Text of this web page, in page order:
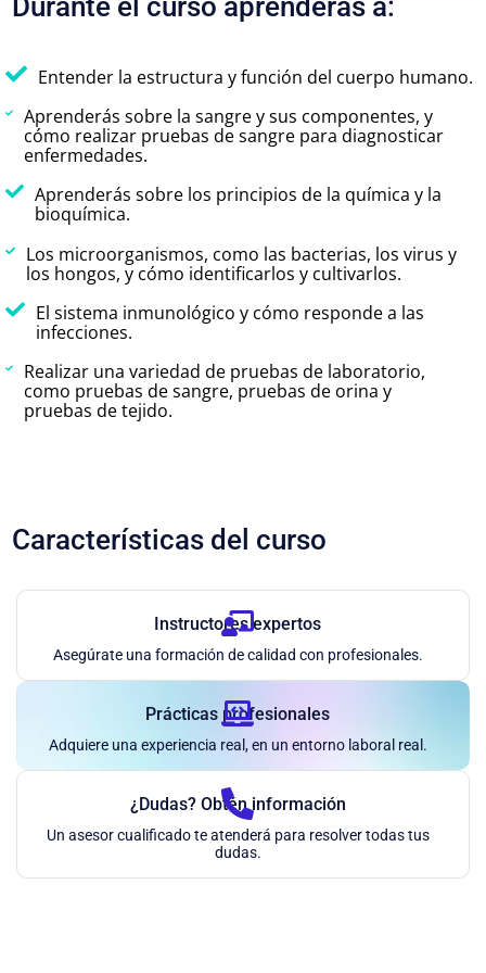
Entender la estructura y función del cuerpo humano.
Aprenderás sobre la sangre y sus componentes, y
cómo realizar pruebas de sangre para diagnosticar
enfermedades.
Aprenderás sobre los principios de la química y la
bioquímica.
Los microorganismos, como las bacterias, los virus y
los hongos, y cómo identificarlos y cultivarlos.
El sistema inmunológico y cómo responde a las
infecciones.
Realizar una variedad de pruebas de laboratorio,
como pruebas de sangre, pruebas de orina y
pruebas de tejido.
Características del curso
Instructores expertos
Asegúrate una formación de calidad con profesionales.
Prácticas profesionales
Adquiere una experiencia real, en un entorno laboral real.
¿Dudas? Obtén información
Un asesor cualificado te atenderá para resolver todas tus
dudas.